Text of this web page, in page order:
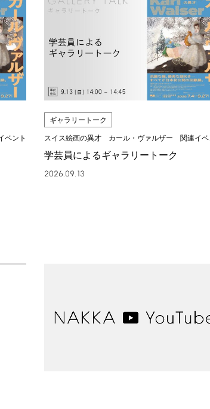
ベント
ギャラリートーク
スイス絵画の異才 カール・ヴァルザー 関連イベ
学芸員によるギャラリートーク
2026.09.13